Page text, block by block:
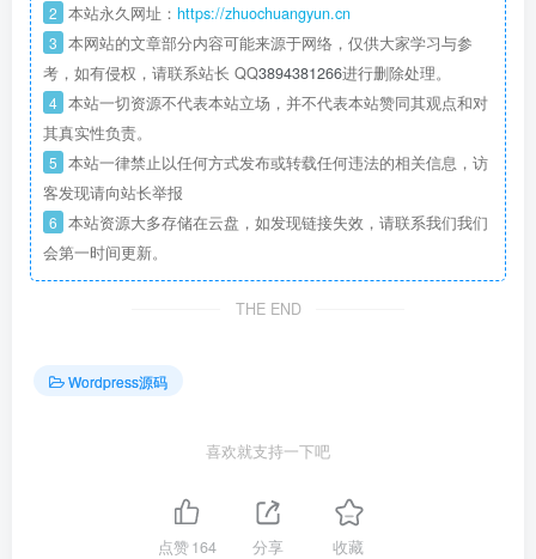
2 本站永久网址： https://zhuochuangyun.cn
3 本网站的文章部分内容可能来源于网络，仅供大家学习与参
考，如有侵权，请联系站长 QQ3894381266进行删除处理。
4 本站一切资源不代表本站立场，并不代表本站赞同其观点和对
其真实性负责。
5 本站一律禁止以任何方式发布或转载任何违法的相关信息，访
客发现请向站长举报
6 本站资源大多存储在云盘，如发现链接失效，请联系我们我们
会第一时间更新。
THE END
Wordpress源码
喜欢就支持一下吧
点赞164 分享 收藏